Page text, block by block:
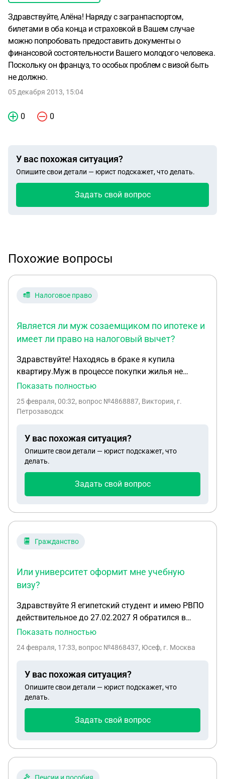
Здравствуйте, Алёна! Наряду с загранпаспортом,
билетами в оба конца и страховкой в Вашем случае
можно попробовать предоставить документы о
финансовой состоятельности Вашего молодого человека.
Поскольку он француз, то особых проблем с визой быть
не должно.
05 декабря 2013, 15:04
0 0
У вас похожая ситуация?
Опишите свои детали — юрист подскажет, что делать.
Задать свой вопрос
Похожие вопросы
Налоговое право
Является ли муж созаемщиком по ипотеке и
имеет ли право на налоговый вычет?
Здравствуйте! Находясь в браке я купила
квартиру.Муж в процессе покупки жилья не
участвовал, лишь только предоставил
ипотеку. Муж не имеет доли в купленной
нотариальное согласие, то он является
созаемщиком? И имеет ли он право на получение
налогового вычета по уплаченным процентам ?
Показать полностью
25 февраля, 00:32, вопрос №4868887, Виктория, г.
Петрозаводск
У вас похожая ситуация?
Опишите свои детали — юрист подскажет, что
делать.
Задать свой вопрос
Гражданство
Или университет оформит мне учебную
визу?
Здравствуйте Я египетский студент и имею РВПО
действительное до 27.02.2027 Я обратился в
Министерство внутренних дел, чтобы продлить
31.08.2028, но мне сказали, что РВПО не подлежит
окончания срока, затем вернуться в свою страну,
ждать новое учебное приглашение и после
возвращения в Россию подать документы на
Действительно ли продление РВПО ? 2. Я поеду в
заграничный паспорт. Я связался с посольством
мне временную визу сроком на три месяца на
Показать полностью
24 февраля, 17:33, вопрос №4868437, Юсеф, г. Москва
У вас похожая ситуация?
Опишите свои детали — юрист подскажет, что
делать.
Задать свой вопрос